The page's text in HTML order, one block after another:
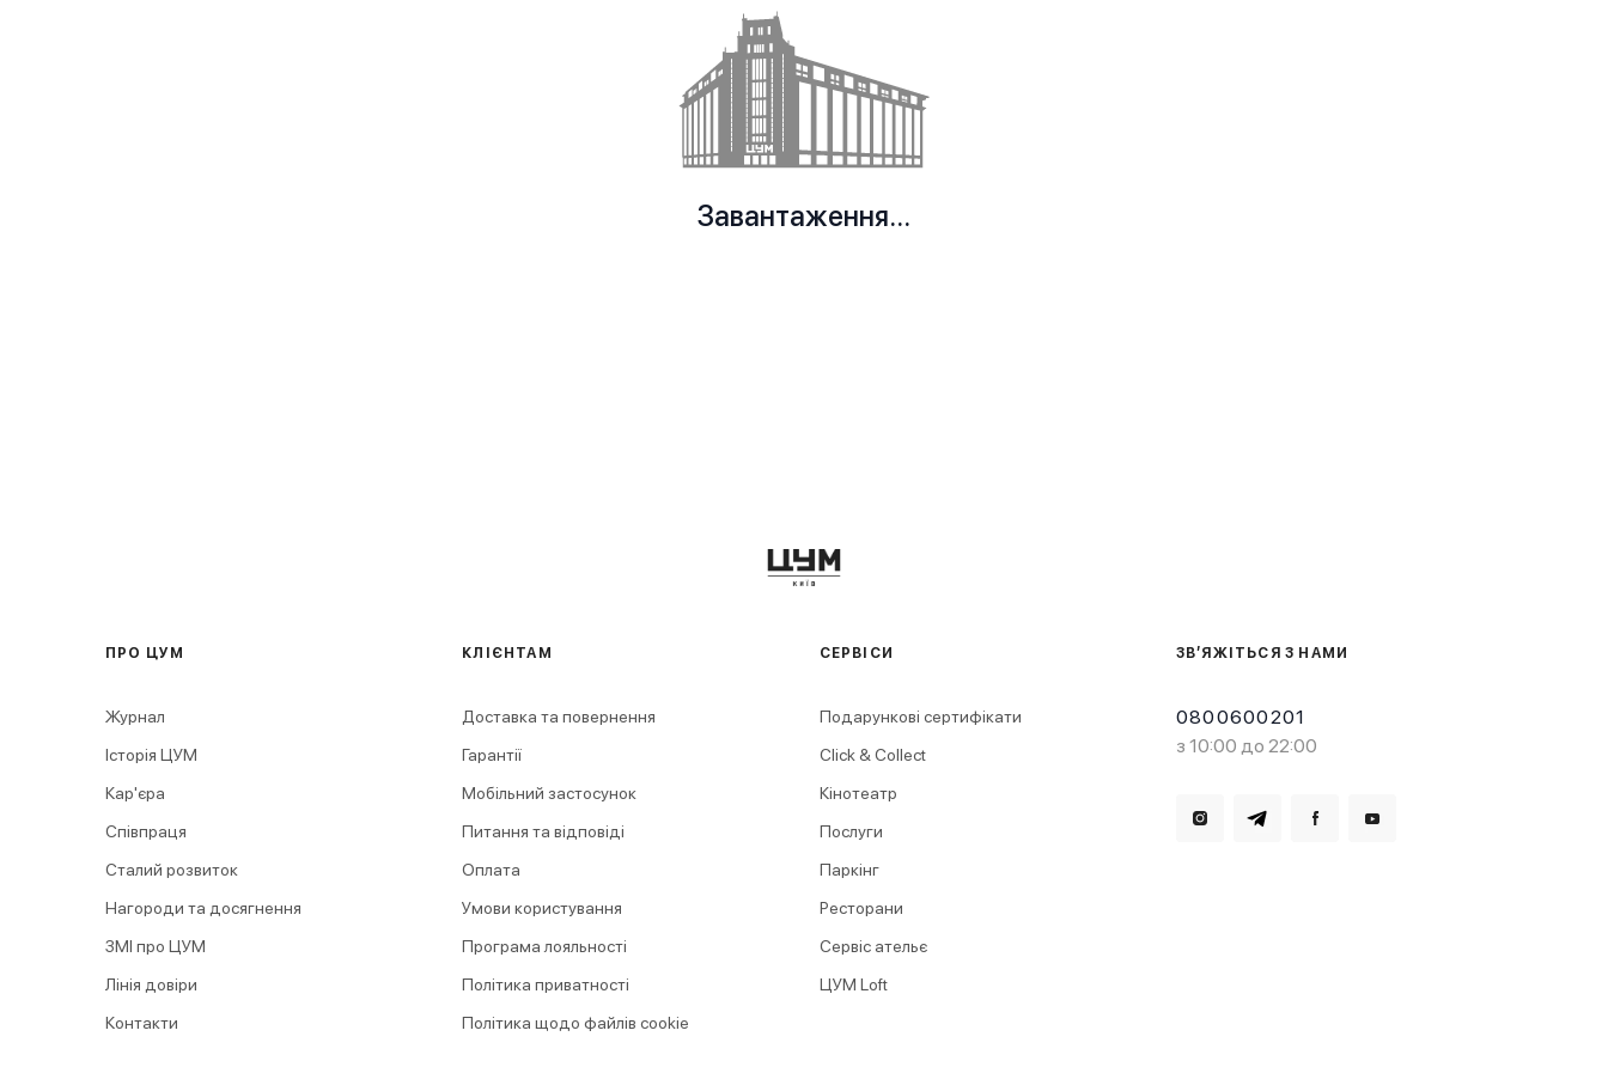
Завантаження...
ЗВ’ЯЖІТЬСЯ З НАМИ
0800600201
з 10:00 до 22:00
ПРО ЦУМ
Журнал
Історія ЦУМ
Кар'єра
Співпраця
Сталий розвиток
Нагороди та досягнення
ЗМІ про ЦУМ
Лінія довіри
Контакти
КЛІЄНТАМ
Доставка та повернення
Гарантії
Мобільний застосунок
Питання та відповіді
Оплата
Умови користування
Програма лояльності
Політика приватності
Політика щодо файлів cookie
СЕРВІСИ
Подарункові сертифікати
Click & Collect
Кінотеатр
Послуги
Паркінг
Ресторани
Сервіс ательє
ЦУМ Loft